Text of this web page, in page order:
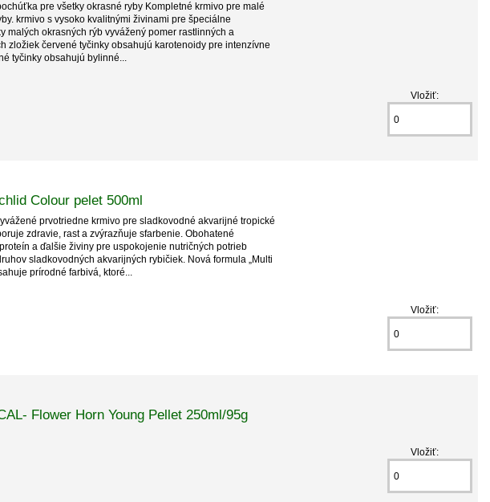
pre všetky okrasné ryby Kompletné krmivo pre malé
krmivo s vysoko kvalitnými živinami pre špeciálne
malých okrasných rýb vyvážený pomer rastlinných a
zložiek červené tyčinky obsahujú karotenoidy pre intenzívne
tyčinky obsahujú bylinné...
Vložiť:
Colour pelet 500ml
prvotriedne krmivo pre sladkovodné akvarijné tropické
zdravie, rast a zvýrazňuje sfarbenie. Obohatené
a ďalšie živiny pre uspokojenie nutričných potrieb
sladkovodných akvarijných rybičiek. Nová formula „Multi
prírodné farbivá, ktoré...
Vložiť:
Flower Horn Young Pellet 250ml/95g
Vložiť: